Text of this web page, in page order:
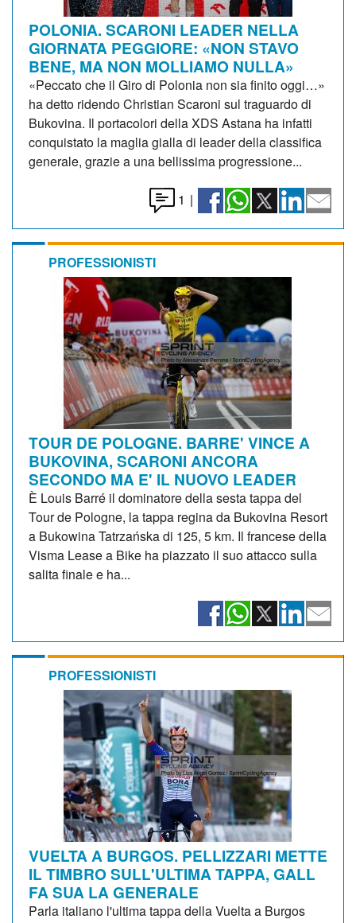
POLONIA. SCARONI LEADER NELLA
GIORNATA PEGGIORE: «NON STAVO
BENE, MA NON MOLLIAMO NULLA»
«Peccato che il Giro di Polonia non sia finito oggi…»
ha detto ridendo Christian Scaroni sul traguardo di
Bukovina. Il portacolori della XDS Astana ha infatti
conquistato la maglia gialla di leader della classifica
generale, grazie a una bellissima progressione...
1 |
PROFESSIONISTI
TOUR DE POLOGNE. BARRE' VINCE A
BUKOVINA, SCARONI ANCORA
SECONDO MA E' IL NUOVO LEADER
È Louis Barré il dominatore della sesta tappa del
Tour de Pologne, la tappa regina da Bukovina Resort
a Bukowina Tatrzańska di 125, 5 km. Il francese della
Visma Lease a Bike ha piazzato il suo attacco sulla
salita finale e ha...
PROFESSIONISTI
VUELTA A BURGOS. PELLIZZARI METTE
IL TIMBRO SULL'ULTIMA TAPPA, GALL
FA SUA LA GENERALE
Parla italiano l'ultima tappa della Vuelta a Burgos